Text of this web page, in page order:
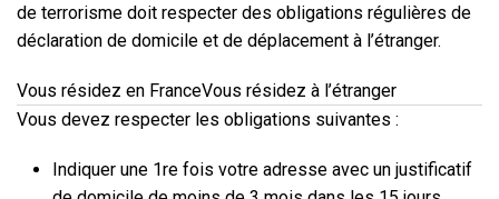
de terrorisme doit respecter des obligations régulières de
déclaration de domicile et de déplacement à l’étranger.
Vous résidez en FranceVous résidez à l’étranger
Vous devez respecter les obligations suivantes :
Indiquer une 1re fois votre adresse avec un justificatif